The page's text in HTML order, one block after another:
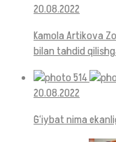
20.08.2022
Kamola Artikova
bilan tahdid
20.08.2022
G‘iybat nima